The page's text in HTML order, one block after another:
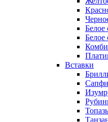
Белое
Белое
Вставки